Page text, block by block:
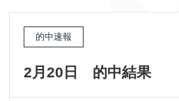
的中速報
2月20日 的中結果